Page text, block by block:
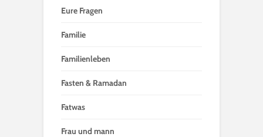
Eure Fragen
Familie
Familienleben
Fasten & Ramadan
Fatwas
Frau und mann